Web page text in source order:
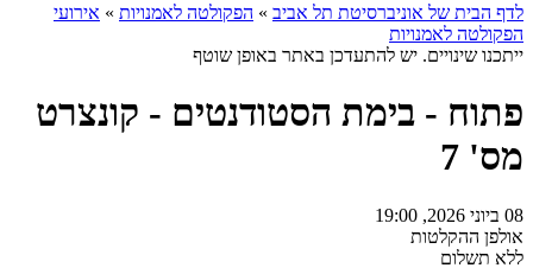
לדף הבית של אוניברסיטת תל אביב » הפקולטה לאמנויות » אירועי
הפקולטה לאמנויות
ייתכנו שינויים. יש להתעדכן באתר באופן שוטף
פתוח - בימת הסטודנטים - קונצרט
מס' 7
08 ביוני 2026, 19:00
אולפן ההקלטות
ללא תשלום